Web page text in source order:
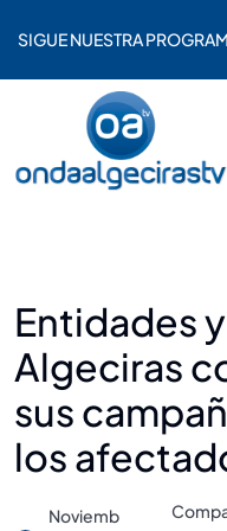
SIGUE NUESTRA
Entidades
Algeciras
sus
los
Noviemb